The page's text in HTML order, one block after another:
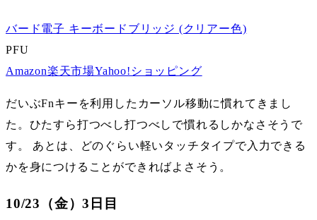
バード電子 キーボードブリッジ (クリアー色)
PFU
Amazon楽天市場Yahoo!ショッピング
だいぶFnキーを利用したカーソル移動に慣れてきまし
た。ひたすら打つべし打つべしで慣れるしかなさそうで
す。 あとは、どのぐらい軽いタッチタイプで入力できる
かを身につけることができればよさそう。
10/23（金）3日目